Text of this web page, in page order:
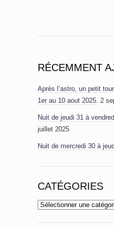
RÉCEMMENT
Après l’astro, un petit
1er au 10 aout 2025. 2
Nuit de jeudi 31 à
juillet 2025
Nuit de mercredi 30 à
CATÉGORIES
Catégories